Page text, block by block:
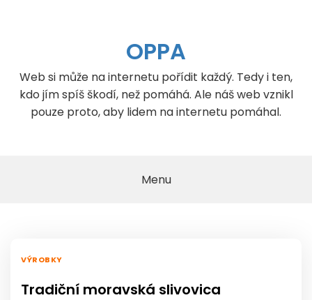
OPPA
Web si může na internetu pořídit každý. Tedy i ten,
kdo jím spíš škodí, než pomáhá. Ale náš web vznikl
pouze proto, aby lidem na internetu pomáhal.
Menu
VÝROBKY
Tradiční moravská slivovica